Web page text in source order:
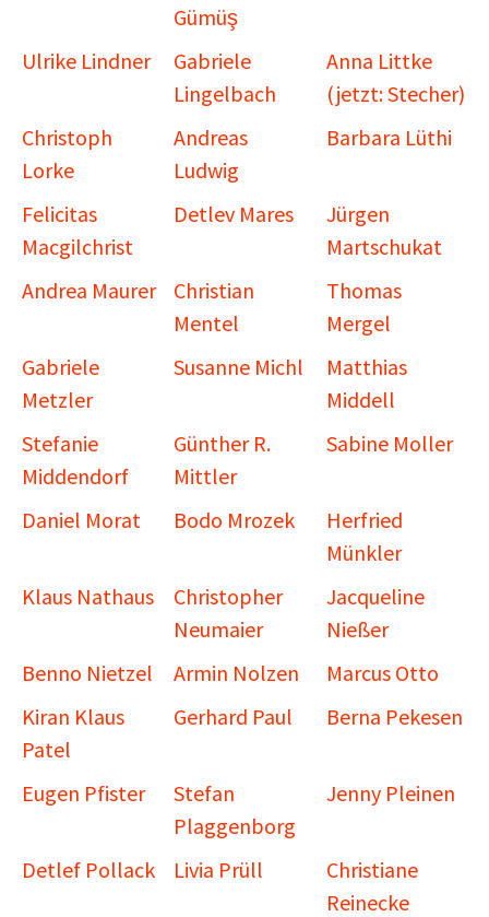
Gümüş
Ulrike Lindner
Gabriele
Lingelbach
Anna Littke
(jetzt: Stecher)
Christoph
Lorke
Andreas
Ludwig
Barbara Lüthi
Felicitas
Macgilchrist
Detlev Mares
Jürgen
Martschukat
Andrea Maurer
Christian
Mentel
Thomas
Mergel
Gabriele
Metzler
Susanne Michl
Matthias
Middell
Stefanie
Middendorf
Günther R.
Mittler
Sabine Moller
Daniel Morat Bodo Mrozek
Herfried
Münkler
Klaus Nathaus
Christopher
Neumaier
Jacqueline
Nießer
Benno Nietzel
Armin Nolzen
Marcus Otto
Kiran Klaus
Patel
Gerhard Paul Berna Pekesen
Eugen Pfister
Stefan
Plaggenborg
Jenny Pleinen
Detlef Pollack Livia Prüll
Christiane
Reinecke